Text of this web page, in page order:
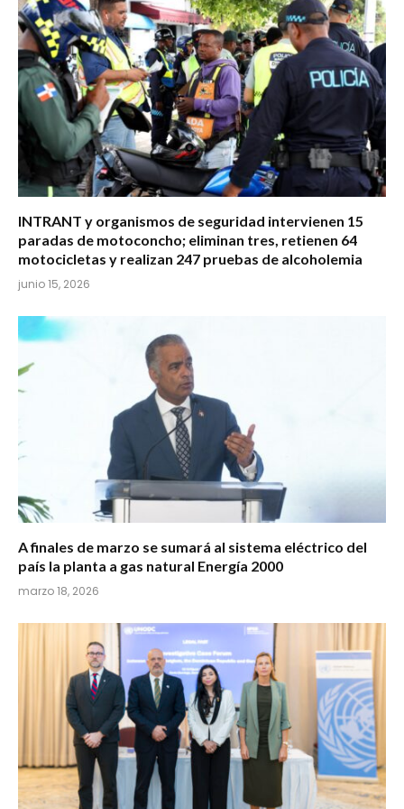
INTRANT y organismos de seguridad intervienen 15
paradas de motoconcho; eliminan tres, retienen 64
motocicletas y realizan 247 pruebas de alcoholemia
junio 15, 2026
A finales de marzo se sumará al sistema eléctrico del
país la planta a gas natural Energía 2000
marzo 18, 2026